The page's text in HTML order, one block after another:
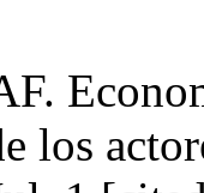
los